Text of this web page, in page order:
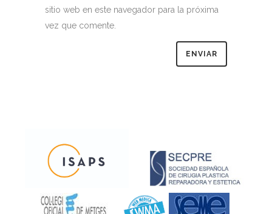
sitio web en este navegador para la próxima
vez que comente.